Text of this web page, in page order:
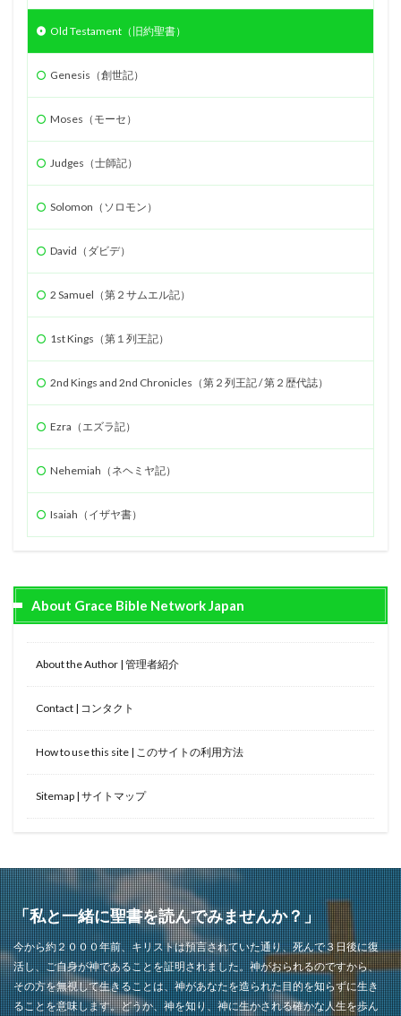
Old Testament（旧約聖書）
Genesis（創世記）
Moses（モーセ）
Judges（士師記）
Solomon（ソロモン）
David（ダビデ）
2 Samuel（第２サムエル記）
1st Kings（第１列王記）
2nd Kings and 2nd Chronicles（第２列王記 / 第２歴代誌）
Ezra（エズラ記）
Nehemiah（ネヘミヤ記）
Isaiah（イザヤ書）
About Grace Bible Network Japan
About the Author | 管理者紹介
Contact | コンタクト
How to use this site | このサイトの利用方法
Sitemap | サイトマップ
「私と一緒に聖書を読んでみませんか？」
今から約２０００年前、キリストは預言されていた通り、死んで３日後に復
活し、ご自身が神であることを証明されました。神がおられるのですから、
その方を無視して生きることは、神があなたを造られた目的を知らずに生き
ることを意味します。どうか、神を知り、神に生かされる確かな人生を歩ん